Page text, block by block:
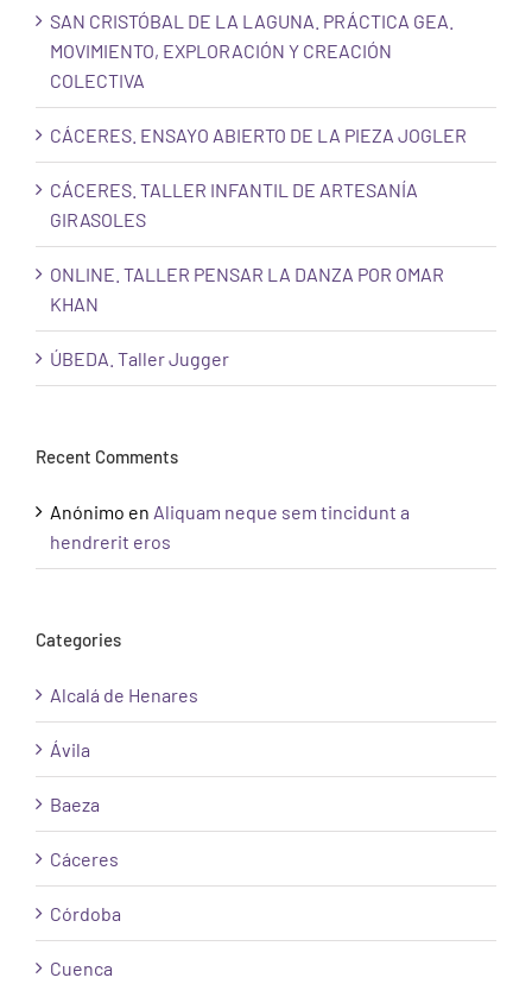
SAN CRISTÓBAL DE LA LAGUNA. PRÁCTICA GEA.
MOVIMIENTO, EXPLORACIÓN Y CREACIÓN
COLECTIVA
CÁCERES. ENSAYO ABIERTO DE LA PIEZA JOGLER
CÁCERES. TALLER INFANTIL DE ARTESANÍA
GIRASOLES
ONLINE. TALLER PENSAR LA DANZA POR OMAR
KHAN
ÚBEDA. Taller Jugger
Recent Comments
Anónimo en Aliquam neque sem tincidunt a
hendrerit eros
Categories
Alcalá de Henares
Ávila
Baeza
Cáceres
Córdoba
Cuenca